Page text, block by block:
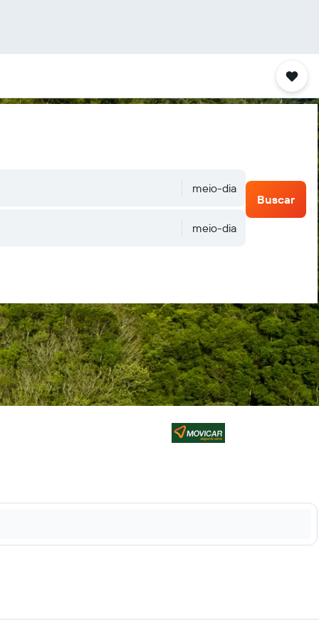
meio-dia
meio-dia
Buscar